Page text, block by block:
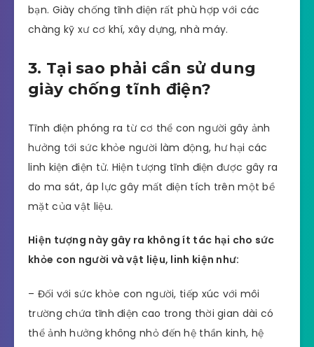
bạn. Giày chống tĩnh điện rất phù hợp với các
chàng kỹ xư cơ khí, xây dựng, nhà máy.
3. Tại sao phải cần sử dung
giày chống tĩnh điện?
Tĩnh điện phóng ra từ cơ thể con người gây ảnh
hưởng tới sức khỏe người làm động, hư hại các
linh kiện điện tử. Hiện tượng tĩnh điện được gây ra
do ma sát, áp lực gây mất điện tích trên một bề
mặt của vật liệu.
Hiện tượng này gây ra không ít tác hại cho sức
khỏe con người và vật liệu, linh kiện như:
– Đối với sức khỏe con người, tiếp xúc với môi
trường chứa tĩnh điện cao trong thời gian dài có
thể ảnh hưởng không nhỏ đến hệ thần kinh, hệ